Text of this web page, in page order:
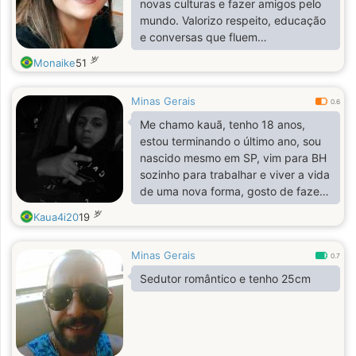
novas culturas e fazer amigos pelo
mundo. Valorizo respeito, educação
e conversas que fluem
naturalmente. Por enquanto, a ideia
é fazer amizades — se virar algo
Monaike51 岁
Minas Gerais 0.6
Me chamo kauã, tenho 18 anos,
estou terminando o último ano, sou
nascido mesmo em SP, vim para BH
sozinho para trabalhar e viver a vida
de uma nova forma, gosto de fazer
muitas coisas! E prefiro conversar ou
fazer biografia kkk
Kaua4i2019 岁
Minas Gerais 0.7
Sedutor romântico e tenho 25cm